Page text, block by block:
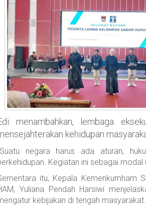
menambahkan, lembaga
kehidupan
negara harus ada aturan,
Kegiatan ini sebagai modal
itu, Kepala Kemenkumham
Yuliana Pendah Harsiwi
kebijakan di tengah masyarakat.